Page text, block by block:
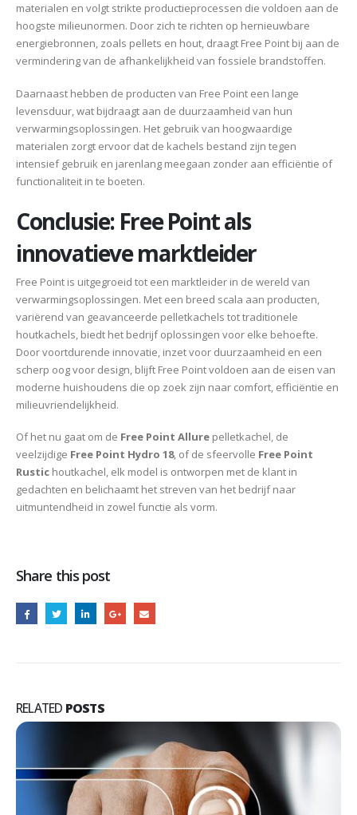
materialen en volgt strikte productieprocessen die voldoen aan de
hoogste milieunormen. Door zich te richten op hernieuwbare
energiebronnen, zoals pellets en hout, draagt Free Point bij aan de
vermindering van de afhankelijkheid van fossiele brandstoffen.
Daarnaast hebben de producten van Free Point een lange
levensduur, wat bijdraagt aan de duurzaamheid van hun
verwarmingsoplossingen. Het gebruik van hoogwaardige
materialen zorgt ervoor dat de kachels bestand zijn tegen
intensief gebruik en jarenlang meegaan zonder aan efficiëntie of
functionaliteit in te boeten.
Conclusie: Free Point als
innovatieve marktleider
Free Point is uitgegroeid tot een marktleider in de wereld van
verwarmingsoplossingen. Met een breed scala aan producten,
variërend van geavanceerde pelletkachels tot traditionele
houtkachels, biedt het bedrijf oplossingen voor elke behoefte.
Door voortdurende innovatie, inzet voor duurzaamheid en een
scherp oog voor design, blijft Free Point voldoen aan de eisen van
moderne huishoudens die op zoek zijn naar comfort, efficiëntie en
milieuvriendelijkheid.
Of het nu gaat om de Free Point Allure pelletkachel, de
veelzijdige Free Point Hydro 18, of de sfeervolle Free Point
Rustic houtkachel, elk model is ontworpen met de klant in
gedachten en belichaamt het streven van het bedrijf naar
uitmuntendheid in zowel functie als vorm.
Share this post
RELATED POSTS